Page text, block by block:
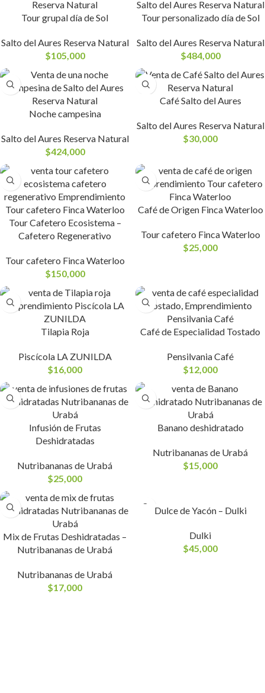
Tour grupal día de Sol
Salto del Aures Reserva Natural
$105,000
Tour personalizado día de Sol
Salto del Aures Reserva Natural
$484,000
Noche campesina
Salto del Aures Reserva Natural
$424,000
Café Salto del Aures
Salto del Aures Reserva Natural
$30,000
Tour Cafetero Ecosistema –
Cafetero Regenerativo
Tour cafetero Finca Waterloo
$150,000
Café de Origen Finca Waterloo
Tour cafetero Finca Waterloo
$25,000
Tilapia Roja
Piscícola LA ZUNILDA
$16,000
Café de Especialidad Tostado
Pensilvania Café
$12,000
Infusión de Frutas
Deshidratadas
Nutribananas de Urabá
$25,000
Banano deshidratado
Nutribananas de Urabá
$15,000
Mix de Frutas Deshidratadas –
Nutribananas de Urabá
Nutribananas de Urabá
$17,000
Dulce de Yacón – Dulki
Dulki
$45,000